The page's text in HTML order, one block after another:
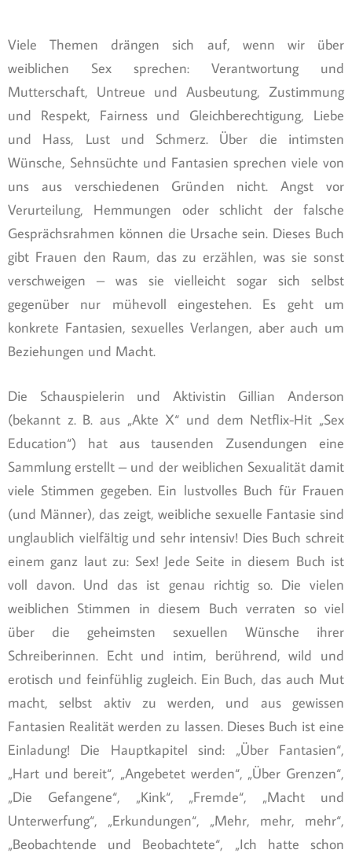
Viele Themen drängen sich auf, wenn wir über
weiblichen Sex sprechen: Verantwortung und
Mutterschaft, Untreue und Ausbeutung, Zustimmung
und Respekt, Fairness und Gleichberechtigung, Liebe
und Hass, Lust und Schmerz. Über die intimsten
Wünsche, Sehnsüchte und Fantasien sprechen viele von
uns aus verschiedenen Gründen nicht. Angst vor
Verurteilung, Hemmungen oder schlicht der falsche
Gesprächsrahmen können die Ursache sein. Dieses Buch
gibt Frauen den Raum, das zu erzählen, was sie sonst
verschweigen – was sie vielleicht sogar sich selbst
gegenüber nur mühevoll eingestehen. Es geht um
konkrete Fantasien, sexuelles Verlangen, aber auch um
Beziehungen und Macht.
Die Schauspielerin und Aktivistin Gillian Anderson
(bekannt z. B. aus „Akte X“ und dem Netflix-Hit „Sex
Education“) hat aus tausenden Zusendungen eine
Sammlung erstellt – und der weiblichen Sexualität damit
viele Stimmen gegeben. Ein lustvolles Buch für Frauen
(und Männer), das zeigt, weibliche sexuelle Fantasie sind
unglaublich vielfältig und sehr intensiv! Dies Buch schreit
einem ganz laut zu: Sex! Jede Seite in diesem Buch ist
voll davon. Und das ist genau richtig so. Die vielen
weiblichen Stimmen in diesem Buch verraten so viel
über die geheimsten sexuellen Wünsche ihrer
Schreiberinnen. Echt und intim, berührend, wild und
erotisch und feinfühlig zugleich. Ein Buch, das auch Mut
macht, selbst aktiv zu werden, und aus gewissen
Fantasien Realität werden zu lassen. Dieses Buch ist eine
Einladung! Die Hauptkapitel sind: „Über Fantasien“,
„Hart und bereit“, „Angebetet werden“, „Über Grenzen“,
„Die Gefangene“, „Kink“, „Fremde“, „Macht und
Unterwerfung“, „Erkundungen“, „Mehr, mehr, mehr“,
„Beobachtende und Beobachtete“, „Ich hatte schon